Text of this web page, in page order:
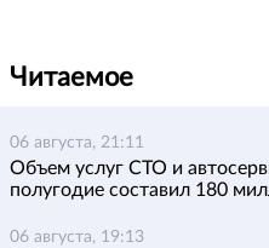
Читаемое
06 августа, 21:11
Объем услуг СТО и
полугодие составил 180
06 августа, 19:13